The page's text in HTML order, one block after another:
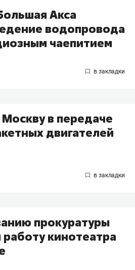
Акса
водопровода
чаепитием
в передаче
двигателей
прокуратуры
кинотеатра